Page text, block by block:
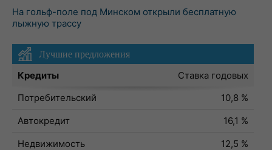
На гольф-поле под Минском открыли бесплатную
лыжную трассу
Лучшие предложения
Кредиты
Ставка годовых
Потребительский
10,8 %
Автокредит
16,1 %
Недвижимость
12,5 %